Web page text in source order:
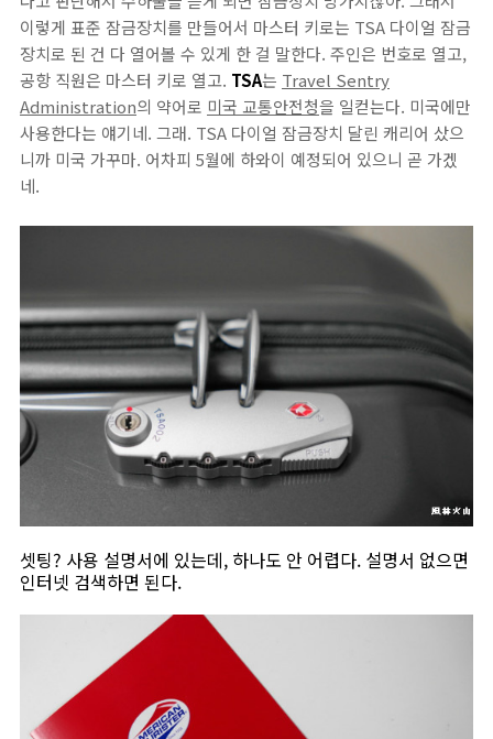
이렇게 표준 잠금장치를 만들어서 마스터 키로는 TSA 다이얼 잠금
장치로 된 건 다 열어볼 수 있게 한 걸 말한다. 주인은 번호로 열고,
공항 직원은 마스터 키로 열고. TSA는 Travel Sentry
Administration의 약어로 미국 교통안전청을 일컫는다. 미국에만
사용한다는 얘기네. 그래. TSA 다이얼 잠금장치 달린 캐리어 샀으
니까 미국 가꾸마. 어차피 5월에 하와이 예정되어 있으니 곧 가겠
네.
셋팅? 사용 설명서에 있는데, 하나도 안 어렵다. 설명서 없으면
인터넷 검색하면 된다.